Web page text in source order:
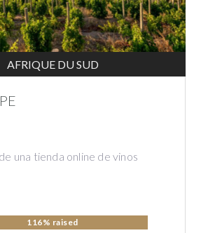
AFRIQUE DU SUD
una tienda online de vinos
116% raised